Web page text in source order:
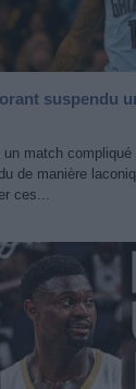
suspendu
un match
de manière
ces...